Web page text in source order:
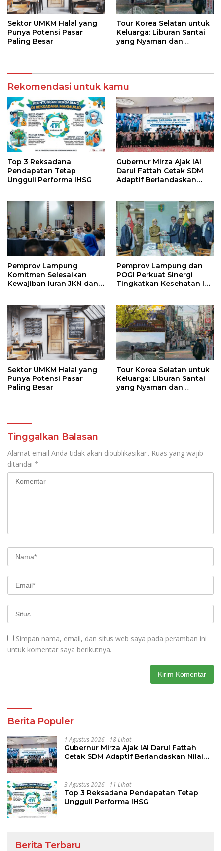
Sektor UMKM Halal yang
Punya Potensi Pasar
Paling Besar
Tour Korea Selatan untuk
Keluarga: Liburan Santai
yang Nyaman dan
Rekomendasi untuk kamu
Top 3 Reksadana
Pendapatan Tetap
Ungguli Performa IHSG
Gubernur Mirza Ajak IAI
Darul Fattah Cetak SDM
Adaptif Berlandaskan
Pemprov Lampung
Komitmen Selesaikan
Kewajiban Iuran JKN dan
Kesehatan
Pemprov Lampung dan
POGI Perkuat Sinergi
Tingkatkan Kesehatan Ibu
Sektor UMKM Halal yang
Punya Potensi Pasar
Paling Besar
Tour Korea Selatan untuk
Keluarga: Liburan Santai
yang Nyaman dan
Tinggalkan Balasan
Alamat email Anda tidak akan dipublikasikan. Ruas yang wajib
ditandai *
Simpan nama, email, dan situs web saya pada peramban ini
untuk komentar saya berikutnya.
Berita Populer
1 Agustus 2026 18 Lihat
Gubernur Mirza Ajak IAI Darul Fattah
Cetak SDM Adaptif Berlandaskan Nilai
3 Agustus 2026 11 Lihat
Top 3 Reksadana Pendapatan Tetap
Ungguli Performa IHSG
Berita Terbaru